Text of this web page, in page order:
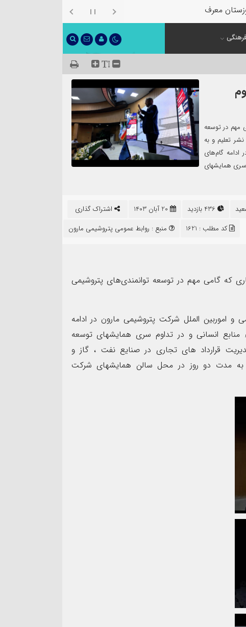
معرفی شد
فرهنگی
مهم در توسعه
تعلیم و به
ادامه گام‌های
سری همایشهای
اشتراک گذاری
منبع : روابط عمومی پتروشیمی مارون کد مطلب : 1621
که گامی مهم در توسعه توانمندی‌های پتروشیمی
و اموربین الملل شرکت پتروشیمی مارون در ادامه
انسانی و در تداوم سری همایشهای توسعه
قرارداد های تجاری در صنایع نفت ، گاز و
پتروشیمی با سخنرانی پروفسور Rene Deceunick به مدت دو روز در محل سالن همایشهای شرکت
۱۴
سجاد بهمئی به عنوان مسئول
معاونت روابط عمومی و تبلیغات
ولی عصر(عج) خوزستان معرفی شد
پیام فرمانده سپاه
به مناسبت اربعین